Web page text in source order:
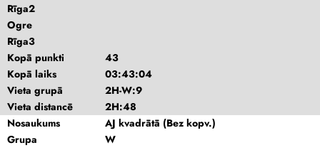
Rīga2
Ogre
Rīga3
Kopā punkti
43
Kopā laiks
03:43:04
Vieta grupā
2H-W:9
Vieta distancē
2H:48
Nosaukums
AJ kvadrātā (Bez kopv.)
Grupa
W